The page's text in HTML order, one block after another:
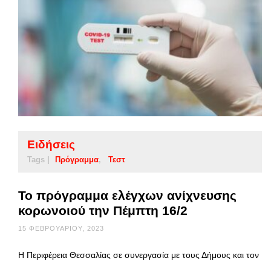
Ειδήσεις
Tags | Πρόγραμμα Τεστ
Το πρόγραμμα ελέγχων ανίχνευσης
κορωνοιού την Πέμπτη 16/2
15 ΦΕΒΡΟΥΑΡΊΟΥ, 2023
Η Περιφέρεια Θεσσαλίας σε συνεργασία με τους Δήμους και τον